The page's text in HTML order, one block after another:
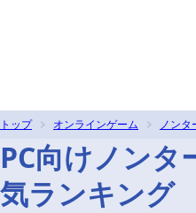
トップ オンラインゲーム ノンタ
PC向けノンタ
気ランキング